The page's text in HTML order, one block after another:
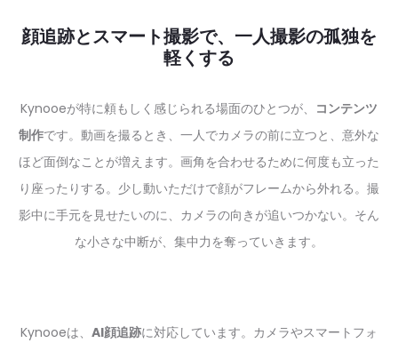
顔追跡とスマート撮影で、一人撮影の孤独を
軽くする
Kynooeが特に頼もしく感じられる場面のひとつが、 コンテンツ
制作です。動画を撮るとき、一人でカメラの前に立つと、意外な
ほど面倒なことが増えます。画角を合わせるために何度も立った
り座ったりする。少し動いただけで顔がフレームから外れる。撮
影中に手元を見せたいのに、カメラの向きが追いつかない。そん
な小さな中断が、集中力を奪っていきます。
Kynooeは、 AI顔追跡に対応しています。カメラやスマートフォ